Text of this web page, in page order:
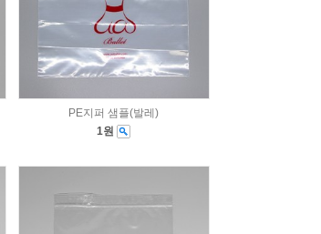
PE지퍼 샘플(발레)
1원